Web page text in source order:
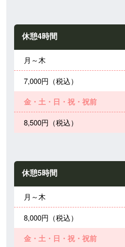
休憩4時間
月～木
7,000円（税込）
金・土・日・祝・祝前
8,500円（税込）
休憩5時間
月～木
8,000円（税込）
金・土・日・祝・祝前